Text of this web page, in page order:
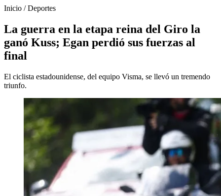
Inicio /Deportes
La guerra en la etapa reina del Giro la
ganó Kuss; Egan perdió sus fuerzas al
final
El ciclista estadounidense, del equipo Visma, se llevó un tremendo
triunfo.